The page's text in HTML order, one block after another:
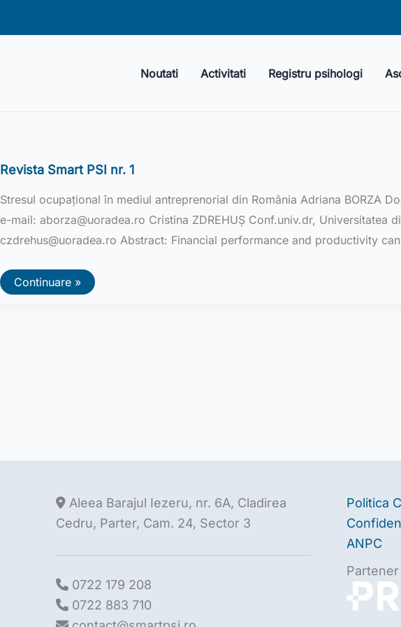
Noutati Activitati Registru psihologi
Revista Smart PSI nr. 1
Stresul ocupațional în mediul antreprenorial din România Adriana BORZA
e-mail: aborza@uoradea.ro Cristina ZDREHUȘ Conf.univ.dr, Universitatea
czdrehus@uoradea.ro Abstract: Financial performance and productivity
Revista
Smart
Continuare »
Aleea Barajul Iezeru, nr. 6A, Cladirea
Cedru, Parter, Cam. 24, Sector 3
0722 179 208
0722 883 710
Politica
ANPC
Partener